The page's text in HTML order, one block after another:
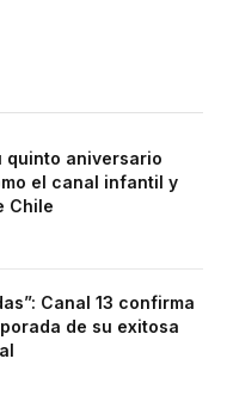
quinto aniversario
el canal infantil y
Chile
Canal 13 confirma
de su exitosa